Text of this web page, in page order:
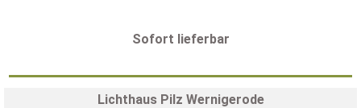
Sofort lieferbar
Lichthaus Pilz Wernigerode